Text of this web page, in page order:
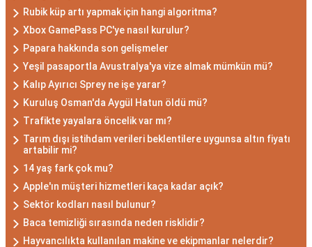
Rubik küp artı yapmak için hangi algoritma?
Xbox GamePass PC'ye nasıl kurulur?
Papara hakkında son gelişmeler
Yeşil pasaportla Avustralya'ya vize almak mümkün mü?
Kalıp Ayırıcı Sprey ne işe yarar?
Kuruluş Osman'da Aygül Hatun öldü mü?
Trafikte yayalara öncelik var mı?
Tarım dışı istihdam verileri beklentilere uygunsa altın fiyatı
artabilir mi?
14 yaş fark çok mu?
Apple'ın müşteri hizmetleri kaça kadar açık?
Sektör kodları nasıl bulunur?
Baca temizliği sırasında neden risklidir?
Hayvancılıkta kullanılan makine ve ekipmanlar nelerdir?